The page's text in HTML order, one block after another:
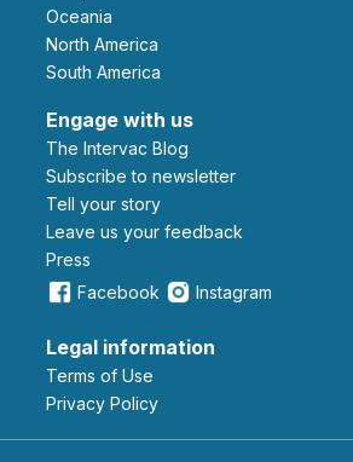
Oceania
North America
South America
Engage with us
The Intervac Blog
Subscribe to newsletter
Tell your story
leave us your feedback
Press
Facebook
Instagram
Legal information
Terms of Use
Privacy Policy